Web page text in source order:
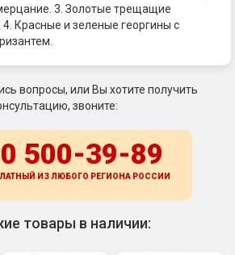
3. Золотые трещащие
Красные и зеленые георгины с
вопросы, или Вы хотите получить
звоните:
500-39-89
ИЗ ЛЮБОГО РЕГИОНА РОССИИ
товары в наличии: